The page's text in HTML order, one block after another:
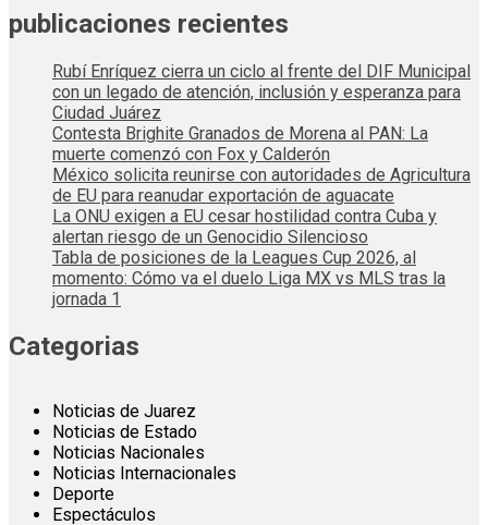
publicaciones recientes
Rubí Enríquez cierra un ciclo al frente del DIF Municipal
con un legado de atención, inclusión y esperanza para
Ciudad Juárez
Contesta Brighite Granados de Morena al PAN: La
muerte comenzó con Fox y Calderón
México solicita reunirse con autoridades de Agricultura
de EU para reanudar exportación de aguacate
La ONU exigen a EU cesar hostilidad contra Cuba y
alertan riesgo de un Genocidio Silencioso
Tabla de posiciones de la Leagues Cup 2026, al
momento: Cómo va el duelo Liga MX vs MLS tras la
jornada 1
Categorias
Noticias de Juarez
Noticias de Estado
Noticias Nacionales
Noticias Internacionales
Deporte
Espectáculos